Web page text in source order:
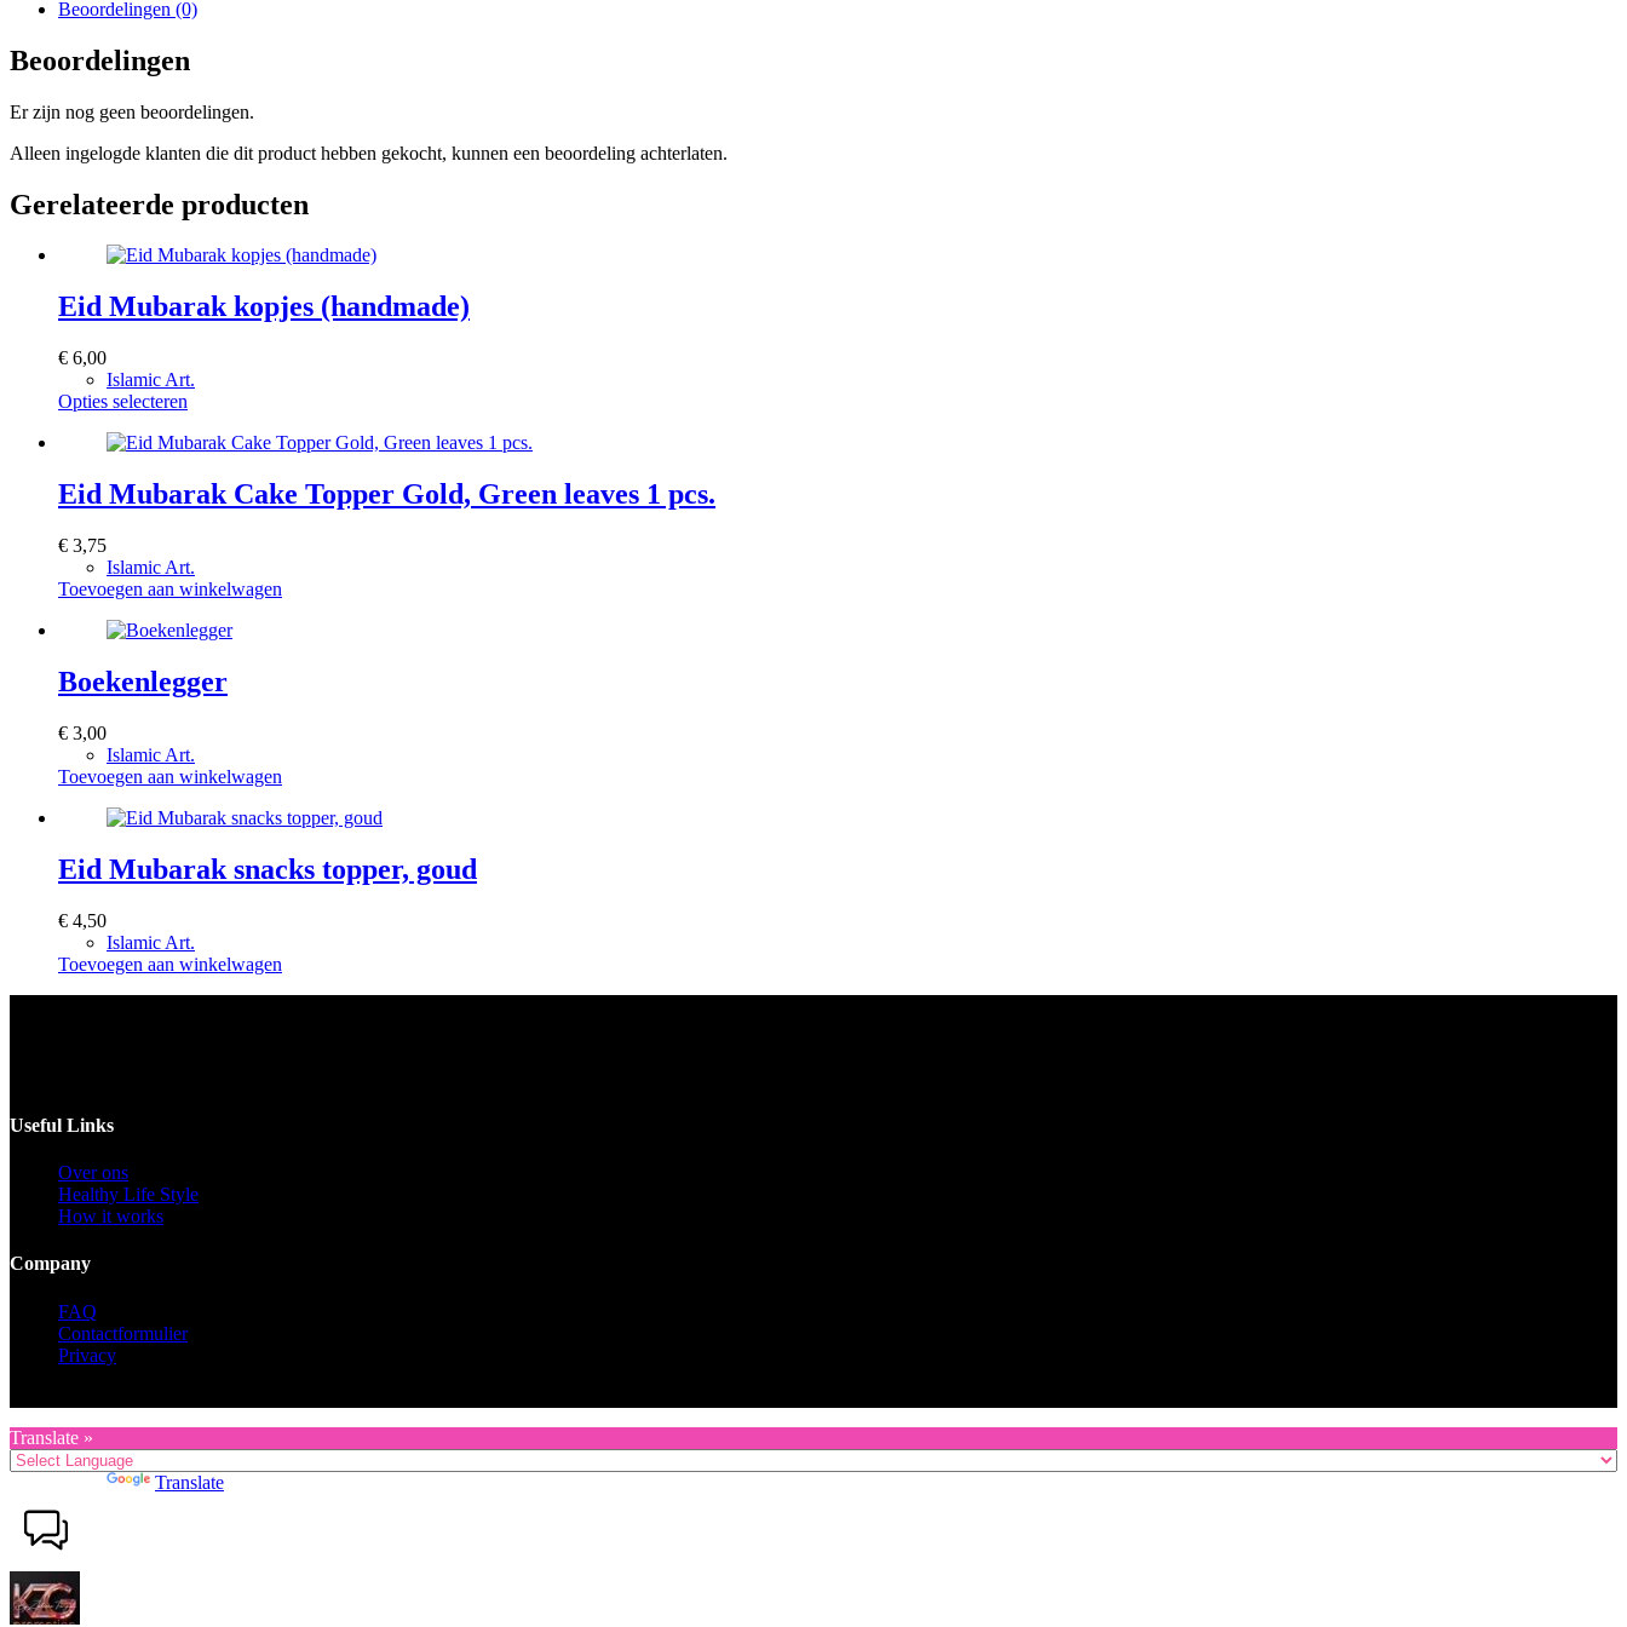
Beoordelingen (0)
Beoordelingen
Er zijn nog geen beoordelingen.
Alleen ingelogde klanten die dit product hebben gekocht, kunnen een beoordeling achterlaten.
Gerelateerde producten
Eid Mubarak kopjes (handmade)
€ 6,00
Islamic Art.
Opties selecteren
heeft
variaties.
Deze
gekozen
worden
de
Eid Mubarak Cake Topper Gold, Green leaves 1 pcs.
€ 3,75
Islamic Art.
Toevoegen aan winkelwagen
Boekenlegger
€ 3,00
Islamic Art.
Toevoegen aan winkelwagen
Eid Mubarak snacks topper, goud
€ 4,50
Islamic Art.
Toevoegen aan winkelwagen
Useful Links
Over ons
Healthy Life Style
How it works
Company
FAQ
Contactformulier
Privacy
Translate »
Translate